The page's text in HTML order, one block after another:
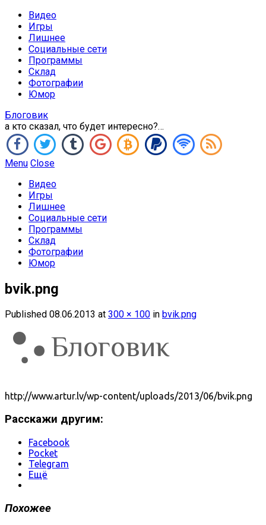
Видео
Игры
Лишнее
Социальные сети
Программы
Склад
Фотографии
Юмор
Блоговик
а кто сказал, что будет интересно?…
Menu Close
Видео
Игры
Лишнее
Социальные сети
Программы
Склад
Фотографии
Юмор
bvik.png
Published 08.06.2013 at 300 × 100 in bvik.png
http://www.artur.lv/wp-content/uploads/2013/06/bvik.png
Расскажи другим:
Facebook
Pocket
Telegram
Ещё
Похожее